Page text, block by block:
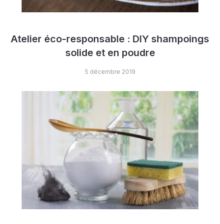
Atelier éco-responsable : DIY shampoings
solide et en poudre
5 décembre 2019